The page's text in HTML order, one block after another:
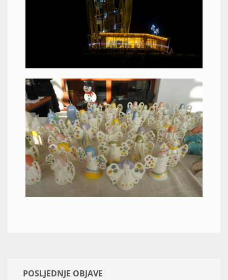
POSLJEDNJE OBJAVE